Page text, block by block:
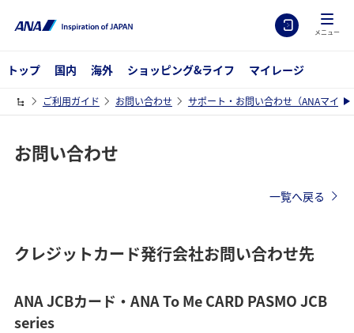
メニュー
トップ 国内 海外 ショッピング&ライフ マイレージ
ご利用ガイド お問い合わせ サポート・お問い合わせ（ANAマイレ
お問い合わせ
一覧へ戻る
クレジットカード発行会社お問い合わせ先
ANA JCBカード・ANA To Me CARD PASMO JCB
series